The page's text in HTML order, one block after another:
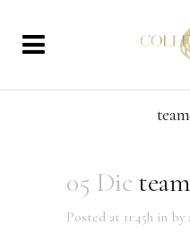
05 Dic
Posted at 11:45h in by